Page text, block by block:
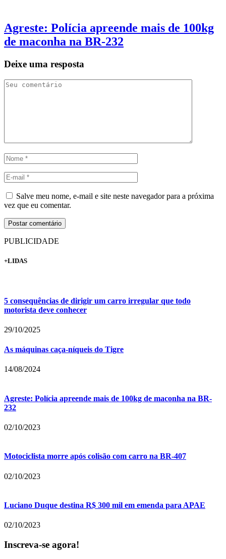
Agreste: Polícia apreende mais de 100kg
de maconha na BR-232
Deixe uma resposta
Salve meu nome, e-mail e site neste navegador para a próxima
vez que eu comentar.
PUBLICIDADE
+LIDAS
5 consequências de dirigir um carro irregular que todo
motorista deve conhecer
29/10/2025
As máquinas caça-níqueis do Tigre
14/08/2024
Agreste: Polícia apreende mais de 100kg de maconha na BR-
232
02/10/2023
Motociclista morre após colisão com carro na BR-407
02/10/2023
Luciano Duque destina R$ 300 mil em emenda para APAE
02/10/2023
Inscreva-se agora!